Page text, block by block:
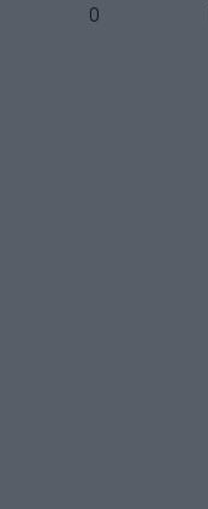
0